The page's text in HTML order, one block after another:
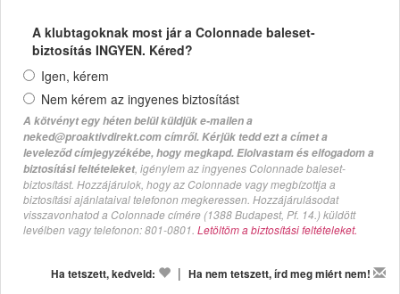
A klubtagoknak most jár a Colonnade baleset-
biztosítás INGYEN. Kéred?
Igen, kérem
Nem kérem az ingyenes biztosítást
A kötvényt egy héten belül küldjük e-mailen a
neked@proaktivdirekt.com címről. Kérjük tedd ezt a címet a
leveleződ címjegyzékébe, hogy megkapd. Elolvastam és elfogadom a
biztosítási feltételeket, igénylem az ingyenes Colonnade baleset-
biztosítást. Hozzájárulok, hogy az Colonnade vagy megbízottja a
biztosítási ajánlataival telefonon megkeressen. Hozzájárulásodat
visszavonhatod a Colonnade címére (1388 Budapest, Pf. 14.) küldött
levélben vagy telefonon: 801-0801. Letöltöm a biztosítási feltételeket.
Ha tetszett, kedveld: | Ha nem tetszett, írd meg miért nem!